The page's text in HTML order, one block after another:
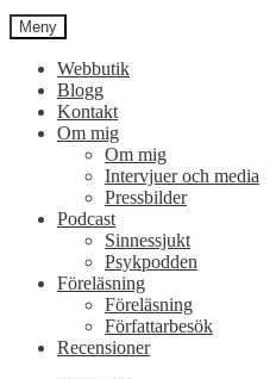
Meny
Webbutik
Blogg
Kontakt
Om mig
Om mig
Intervjuer och media
Pressbilder
Podcast
Sinnessjukt
Psykpodden
Föreläsning
Föreläsning
Författarbesök
Recensioner